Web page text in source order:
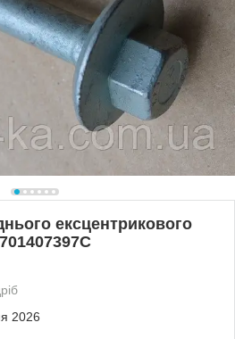
ексцентрикового
2026